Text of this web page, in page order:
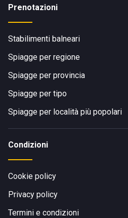
Prenotazioni
Stabilimenti balneari
Spiagge per regione
Spiagge per provincia
Spiagge per tipo
Spiagge per località più popolari
Condizioni
Cookie policy
Privacy policy
Termini e condizioni